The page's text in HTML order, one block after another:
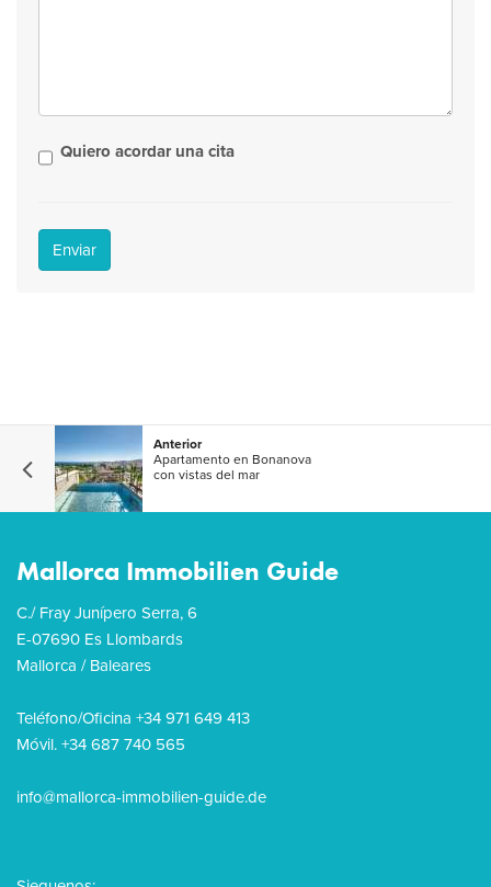
Quiero acordar una cita
Enviar
Anterior
Apartamento en Bonanova
con vistas del mar
Mallorca Immobilien Guide
C./ Fray Junípero Serra, 6
E-07690 Es Llombards
Mallorca / Baleares
Teléfono/Oficina +34 971 649 413
Móvil. +34 687 740 565
info@mallorca-immobilien-guide.de